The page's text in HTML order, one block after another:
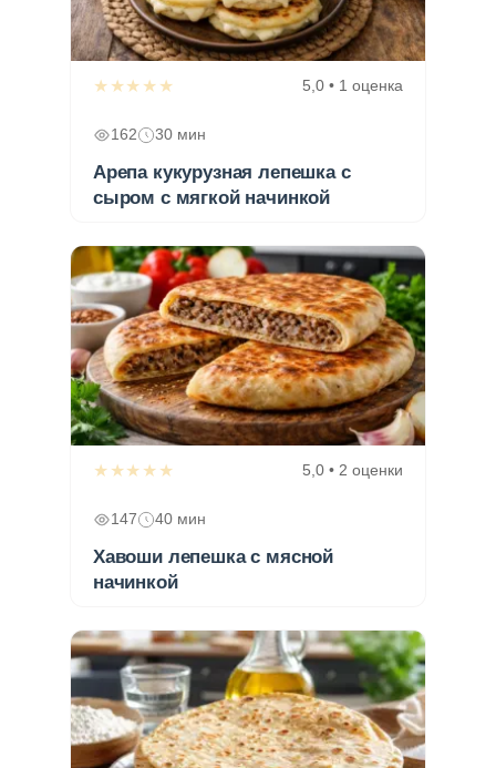
★★★★★ 5,0 • 1 оценка
162 30 мин
Арепа кукурузная лепешка с
сыром с мягкой начинкой
★★★★★ 5,0 • 2 оценки
147 40 мин
Хавоши лепешка с мясной
начинкой